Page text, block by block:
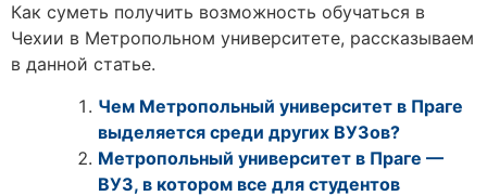
Как суметь получить возможность обучаться в
Чехии в Метропольном университете, рассказываем
в данной статье.
Чем Метропольный университет в Праге
выделяется среди других ВУЗов?
Метропольный университет в Праге —
ВУЗ, в котором все для студентов